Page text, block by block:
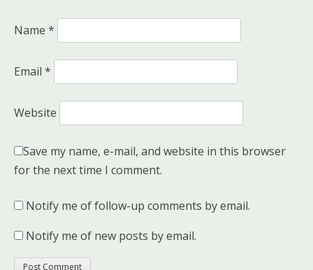
Name *
Email *
Website
Save my name, e-mail, and website in this browser
for the next time I comment.
Notify me of follow-up comments by email.
Notify me of new posts by email.